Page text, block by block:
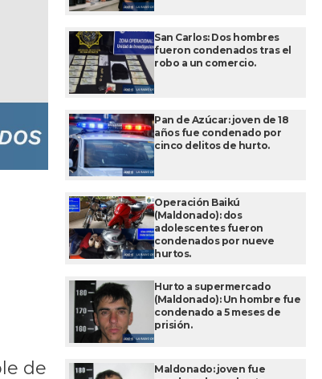
de
San Carlos: Dos hombres
fueron condenados tras el
robo a un comercio.
Pan de Azúcar: joven de 18
años fue condenado por
cinco delitos de hurto.
Operación Baikú
(Maldonado): dos
adolescentes fueron
condenados por nueve
hurtos.
Hurto a supermercado
(Maldonado): Un hombre fue
condenado a 5 meses de
prisión.
Maldonado: joven fue